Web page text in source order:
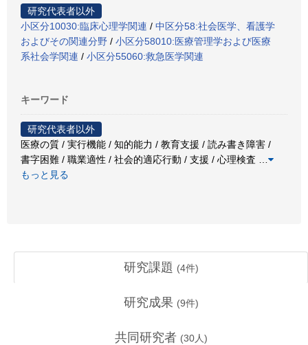
研究代表者以外
小区分10030:臨床心理学関連 / 中区分58:社会医学、看護学
およびその関連分野 / 小区分58010:医療管理学および医療
系社会学関連 / 小区分55060:救急医学関連
キーワード
研究代表者以外
医療の質 / 実行機能 / 知的能力 / 教育支援 / 読み書き障害 /
書字困難 / 職業適性 / 社会的適応行動 / 支援 / 心理検査
もっと見る
研究課題 (4件)
研究成果 (9件)
共同研究者 (30人)